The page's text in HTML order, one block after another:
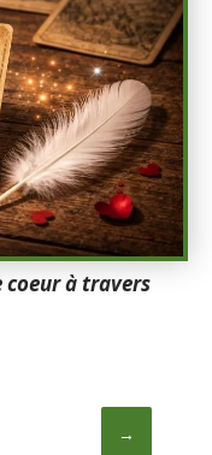
coeur à travers